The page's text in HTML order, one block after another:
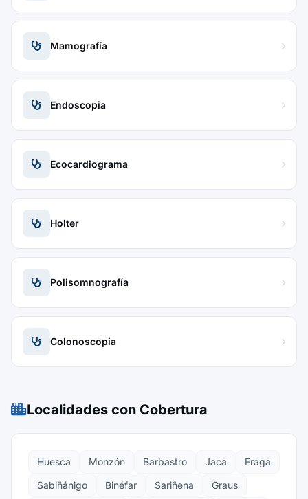
Mamografía
Endoscopia
Ecocardiograma
Holter
Polisomnografía
Colonoscopia
Localidades con Cobertura
Huesca Monzón Barbastro Jaca
Fraga
Sabiñánigo
Binéfar Sariñena
Graus